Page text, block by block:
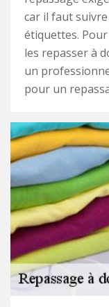
car il faut
étiquettes.
les repasser à
un
pour un